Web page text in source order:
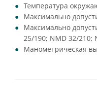
Температура
Максимально
Максимально
25/190; NMD 32/210;
Манометрическая